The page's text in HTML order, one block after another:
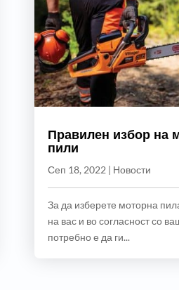
Правилен избор на
пили
Сеп 18, 2022| Новости
За да изберете моторна
на вас и во согласност со
потребно е да ги...